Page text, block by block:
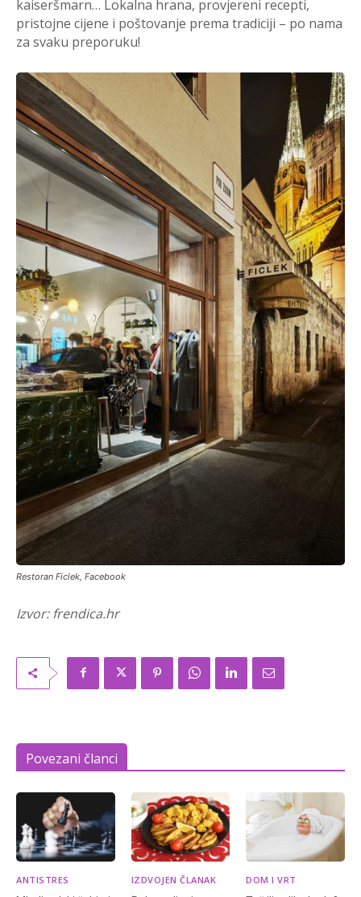
kaiseršmarn… Lokalna hrana, provjereni recepti,
pristojne cijene i poštovanje prema tradiciji – po nama
za svaku preporuku!
Restoran Ficlek, Facebook
Izvor: frendica.hr
Povezani članci
ANTISTRES IZDVOJEN ČLANAK DOM I VRT